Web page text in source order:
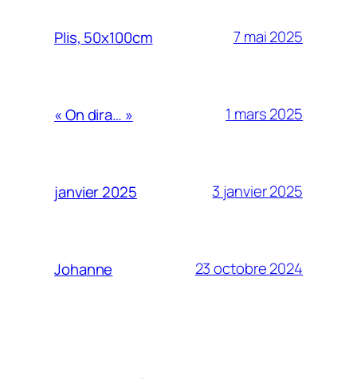
Plis, 50x100cm 7 mai 2025
« On dira… » 1 mars 2025
janvier 2025 3 janvier 2025
Johanne 23 octobre 2024